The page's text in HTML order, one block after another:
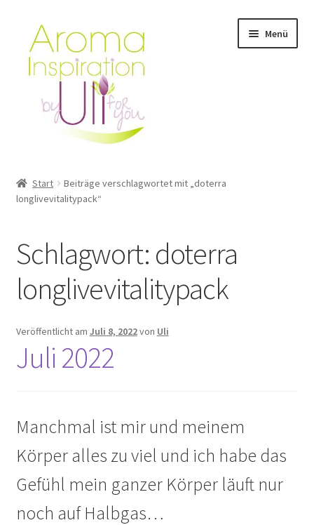
Navigation
springen
Zum
Inhalt
springen
Menü
Anmeldung Webinar / Workshop
Aromatouch Technik Kurs – Augsburg & Kempten
Cookie Policy
dōTERRA Angebote
Doterra Infos und News ( ist gerade in Bearbeitung )
Aroma Workshop & Produkt Tasting
Start
Beiträge verschlagwortet mit „doterra
longlivevitalitypack“
Schlagwort: doterra
longlivevitalitypack
Veröffentlicht am Juli 8, 2022von Uli
Juli 2022
Manchmal ist mir und meinem
Körper alles zu viel und ich habe das
Gefühl mein ganzer Körper läuft nur
noch auf Halbgas…